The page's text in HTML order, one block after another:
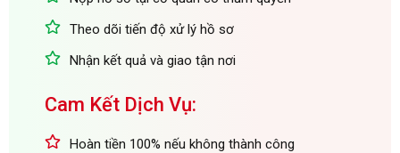
Theo dõi tiến độ xử lý hồ sơ
Nhận kết quả và giao tận nơi
Cam Kết Dịch Vụ:
Hoàn tiền 100% nếu không thành công